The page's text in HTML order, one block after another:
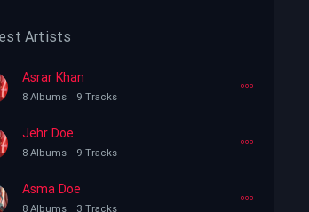
Artists
Asrar Khan
8 Albums 9 Tracks
Jehr Doe
8 Albums 9 Tracks
Asma Doe
8 Albums 3 Tracks